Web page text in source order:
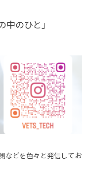
中のひと」
などを色々と発信してお